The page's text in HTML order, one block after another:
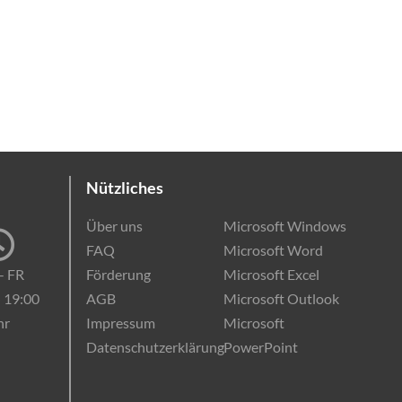
FR
19:00
Nützliches
Über uns
FAQ
Förderung
AGB
Impressum
Datenschutzerklärung
Microsoft Windows
Microsoft Word
Microsoft Excel
Microsoft Outlook
Microsoft
PowerPoint